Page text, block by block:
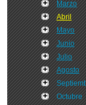
Marzo
Abril
Mayo
Junio
Julio
Agosto
Octubre